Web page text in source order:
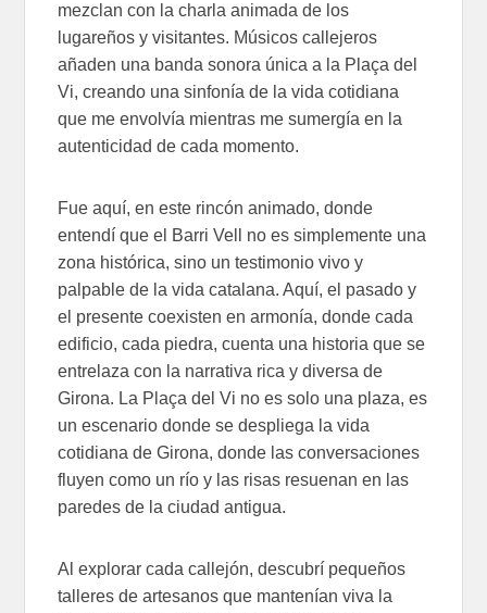
mezclan con la charla animada de los
lugareños y visitantes. Músicos callejeros
añaden una banda sonora única a la Plaça del
Vi, creando una sinfonía de la vida cotidiana
que me envolvía mientras me sumergía en la
autenticidad de cada momento.
Fue aquí, en este rincón animado, donde
entendí que el Barri Vell no es simplemente una
zona histórica, sino un testimonio vivo y
palpable de la vida catalana. Aquí, el pasado y
el presente coexisten en armonía, donde cada
edificio, cada piedra, cuenta una historia que se
entrelaza con la narrativa rica y diversa de
Girona. La Plaça del Vi no es solo una plaza, es
un escenario donde se despliega la vida
cotidiana de Girona, donde las conversaciones
fluyen como un río y las risas resuenan en las
paredes de la ciudad antigua.
Al explorar cada callejón, descubrí pequeños
talleres de artesanos que mantenían viva la